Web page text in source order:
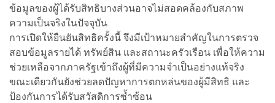
ข้อมูลของผู้ได้รับสิทธิบางส่วนอาจไม่สอดคล้องกับสภาพ
ความเป็นจริงในปัจจุบัน
การเปิดให้ยืนยันสิทธิครั้งนี้ จึงมีเป้าหมายสำคัญในการตรวจ
สอบข้อมูลรายได้ ทรัพย์สิน และสถานะครัวเรือน เพื่อให้ความ
ช่วยเหลือจากภาครัฐเข้าถึงผู้ที่มีความจำเป็นอย่างแท้จริง
ขณะเดียวกันยังช่วยลดปัญหาการตกหล่นของผู้มีสิทธิ และ
ป้องกันการได้รับสวัสดิการซ้ำซ้อน